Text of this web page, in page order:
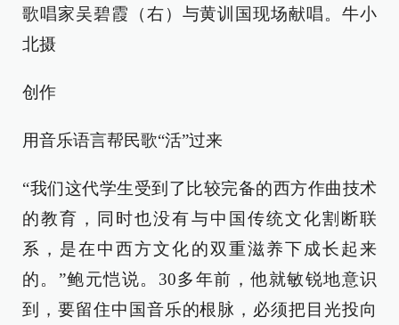
歌唱家吴碧霞（右）与黄训国现场献唱。牛小
北摄
创作
用音乐语言帮民歌“活”过来
“我们这代学生受到了比较完备的西方作曲技术
的教育，同时也没有与中国传统文化割断联
系，是在中西方文化的双重滋养下成长起来
的。”鲍元恺说。30多年前，他就敏锐地意识
到，要留住中国音乐的根脉，必须把目光投向